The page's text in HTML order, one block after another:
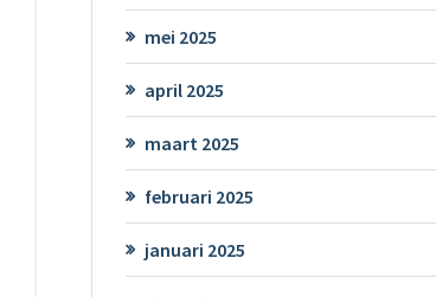
mei 2025
april 2025
maart 2025
februari 2025
januari 2025